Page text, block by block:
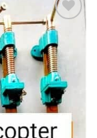
เพิ่มเข้า
ใน
รายการ
ที่
ติดตาม